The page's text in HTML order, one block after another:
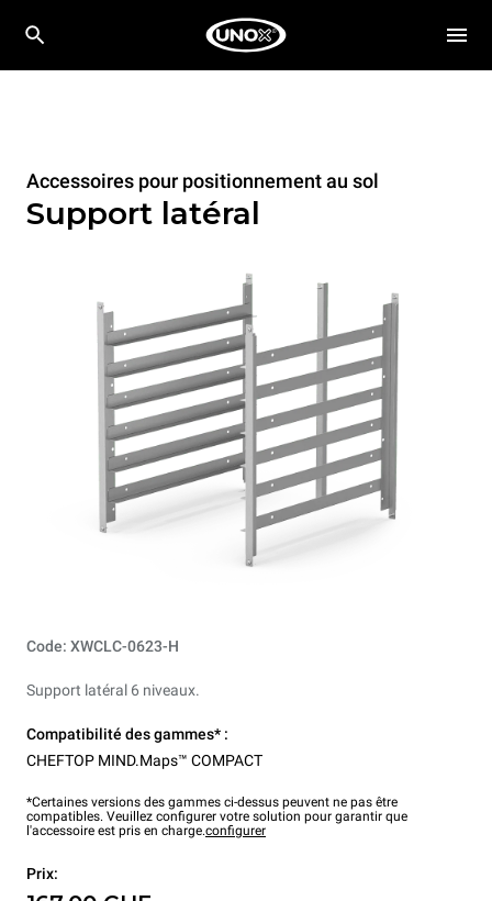
Accessoires pour positionnement au sol
Support latéral
Code: XWCLC-0623-H
Support latéral 6 niveaux.
Compatibilité des gammes* :
CHEFTOP MIND.Maps™ COMPACT
*Certaines versions des gammes ci-dessus peuvent ne pas être
compatibles. Veuillez configurer votre solution pour garantir que
l'accessoire est pris en charge.configurer
Prix: